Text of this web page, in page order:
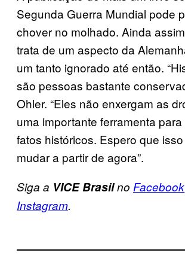
Segunda Guerra Mundial pode
chover no molhado. Ainda
trata de um aspecto da
um tanto ignorado até então.
são pessoas bastante
Ohler. “Eles não enxergam as
uma importante ferramenta
fatos históricos. Espero que
mudar a partir de agora”.
Siga a VICE Brasilno Facebook
Instagram.